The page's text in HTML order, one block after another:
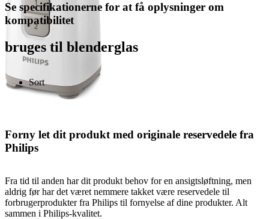
Se specifikationerne for at få oplysninger om
kompatibilitet
bruges til blenderglas
Sort
Forny let dit produkt med originale reservedele fra
Philips
Fra tid til anden har dit produkt behov for en ansigtsløftning, men
aldrig før har det været nemmere takket være reservedele til
forbrugerprodukter fra Philips til fornyelse af dine produkter. Alt
sammen i Philips-kvalitet.